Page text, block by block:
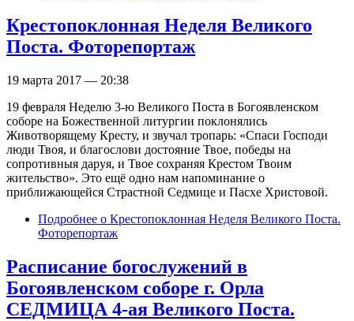
Крестопоклонная Неделя Великого
Поста. Фоторепортаж
19 марта 2017 — 20:38
19 февраля Неделю 3-ю Великого Поста в Богоявленском
соборе на Божественной литургии поклонялись
Животворящему Кресту, и звучал тропарь: «Спаси Господи
люди Твоя, и благослови достояние Твое, победы на
сопротивныя даруя, и Твое сохраняя Крестом Твоим
жительство». Это ещё одно нам напоминание о
приближающейся Страстной Седмице и Пасхе Христовой.
Подробнее о Крестопоклонная Неделя Великого Поста.
Фоторепортаж
Расписание богослужений в
Богоявленском соборе г. Орла
СЕДМИЦА 4-ая Великого Поста.